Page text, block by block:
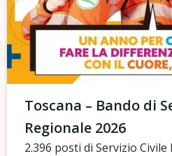
Toscana – Bando di
Regionale 2026
2.396 posti di Servizio